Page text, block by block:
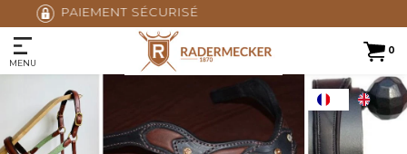
AVIS CERTIFIÉS 4,9/5
0
MENU